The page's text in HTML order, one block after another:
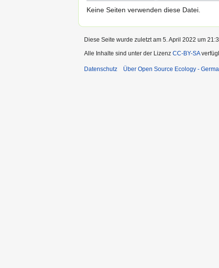
Keine Seiten verwenden diese Datei.
Diese Seite wurde zuletzt am 5. April 2022 um
Alle Inhalte sind unter der Lizenz CC-BY-SA
Datenschutz Über Open Source Ecology -